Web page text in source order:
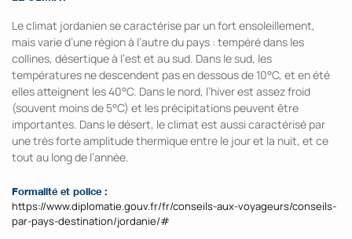
Le climat jordanien se caractérise par un fort ensoleillement,
mais varie d’une région à l’autre du pays : tempéré dans les
collines, désertique à l’est et au sud. Dans le sud, les
températures ne descendent pas en dessous de 10°C, et en été
elles atteignent les 40°C. Dans le nord, l’hiver est assez froid
(souvent moins de 5°C) et les précipitations peuvent être
importantes. Dans le désert, le climat est aussi caractérisé par
une très forte amplitude thermique entre le jour et la nuit, et ce
tout au long de l’année.
Formalité et police :
https://www.diplomatie.gouv.fr/fr/conseils-aux-voyageurs/conseils-
par-pays-destination/jordanie/#